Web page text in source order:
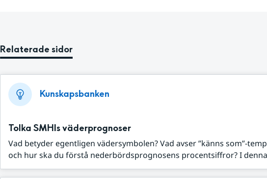
Relaterade sidor
Kunskapsbanken
Tolka SMHIs väderprognoser
Vad betyder egentligen vädersymbolen? Vad avser ”känns som”-
och hur ska du förstå nederbördsprognosens procentsiffror? I